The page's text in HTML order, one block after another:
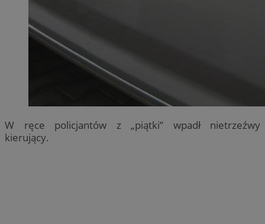
W ręce policjantów z „piątki” wpadł nietrzeźwy
kierujący.